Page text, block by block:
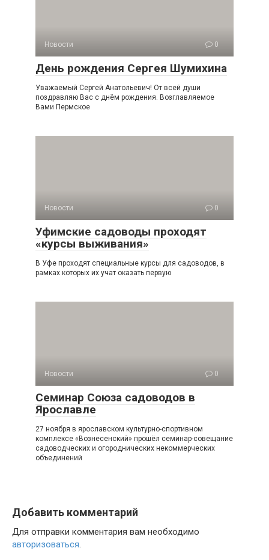
Новости 0
День рождения Сергея Шумихина
Уважаемый Сергей Анатольевич! От всей души
поздравляю Вас с днём рождения. Возглавляемое
Вами Пермское
Новости 0
Уфимские садоводы проходят
«курсы выживания»
В Уфе проходят специальные курсы для садоводов, в
рамках которых их учат оказать первую
Новости 0
Семинар Союза садоводов в
Ярославле
27 ноября в ярославском культурно-спортивном
комплексе «Вознесенский» прошёл семинар-совещание
садоводческих и огороднических некоммерческих
объединений
Добавить комментарий
Для отправки комментария вам необходимо
авторизоваться.